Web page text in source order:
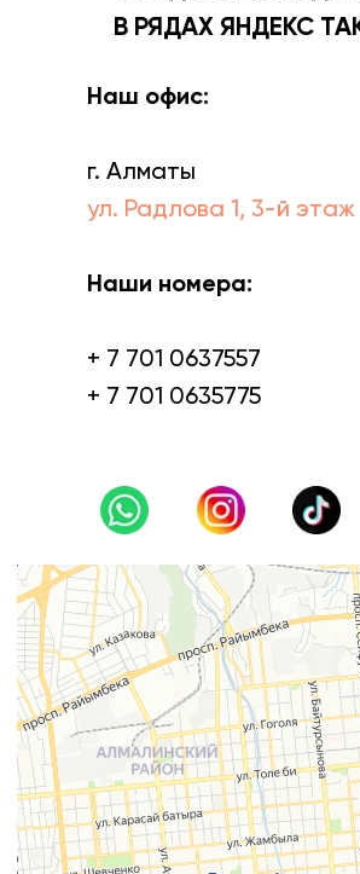
В РЯДАХ ЯНДЕКС
Наш офис:
г. Алматы
ул. Радлова 1, 3-й этаж
Наши номера:
+ 7 701 0637557
+ 7 701 0635775